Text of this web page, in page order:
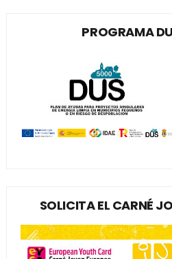
PROGRAMA
SOLICITA EL CARNÉ